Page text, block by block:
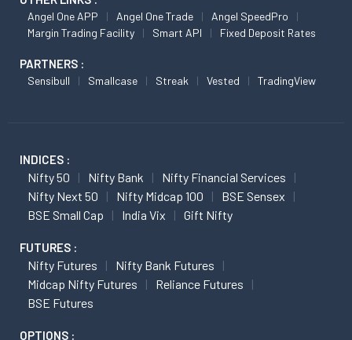
Angel One APP Angel One Trade
Angel SpeedPro
Margin Trading Facility
Smart API Fixed Deposit Rates
PARTNERS :
Sensibull Smallcase Streak Vested TradingView
INDICES :
Nifty 50 Nifty Bank
Nifty Financial Services
Nifty Next 50
Nifty Midcap 100
BSE Sensex
BSE Small Cap
India Vix Gift Nifty
FUTURES :
Nifty Futures
Nifty Bank Futures
Midcap Nifty Futures
Reliance Futures
BSE Futures
OPTIONS :